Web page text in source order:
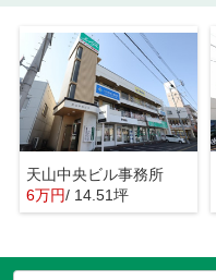
天山中央ビル事務所
6万円/ 14.51坪